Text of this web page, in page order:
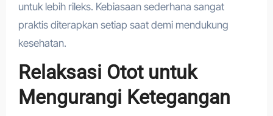
untuk lebih rileks. Kebiasaan sederhana sangat
praktis diterapkan setiap saat demi mendukung
kesehatan.
Relaksasi Otot untuk
Mengurangi Ketegangan